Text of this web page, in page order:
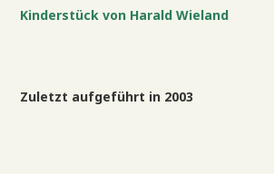
Kinderstück von Harald Wieland
Zuletzt aufgeführt in 2003